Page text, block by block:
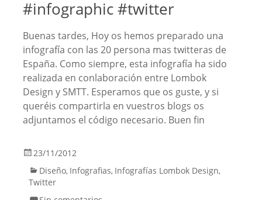
#infographic #twitter
Buenas tardes, Hoy os hemos preparado una
infografía con las 20 persona mas twitteras de
España. Como siempre, esta infografía ha sido
realizada en conlaboración entre Lombok
Design y SMTT. Esperamos que os guste, y si
queréis compartirla en vuestros blogs os
adjuntamos el código necesario. Buen fin
23/11/2012
Diseño, Infografias, Infografías Lombok Design,
Twitter